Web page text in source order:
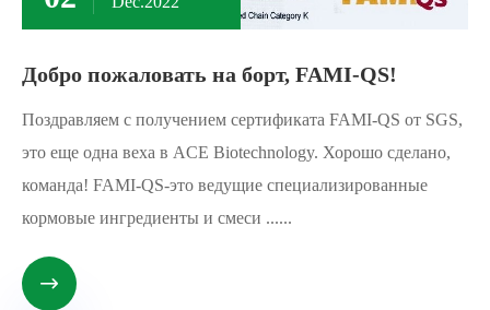
Добро пожаловать на борт, FAMI-QS!
Поздравляем с получением сертификата FAMI-QS от SGS,
это еще одна веха в ACE Biotechnology. Хорошо сделано,
команда! FAMI-QS-это ведущие специализированные
кормовые ингредиенты и смеси ......
